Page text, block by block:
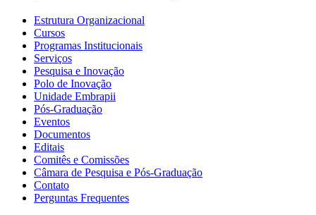
Estrutura Organizacional
Cursos
Programas Institucionais
Serviços
Pesquisa e Inovação
Polo de Inovação
Unidade Embrapii
Pós-Graduação
Eventos
Documentos
Editais
Comitês e Comissões
Câmara de Pesquisa e Pós-Graduação
Contato
Perguntas Frequentes